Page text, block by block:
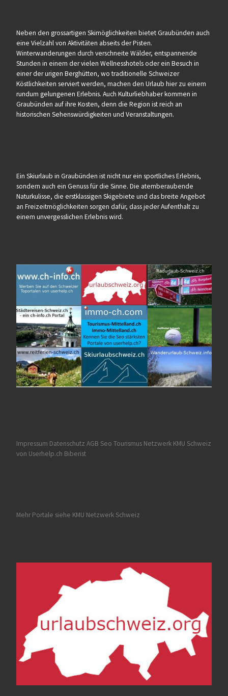
Neben den grossartigen Skimöglichkeiten bietet Graubünden auch
eine Vielzahl von Aktivitäten abseits der Pisten.
Winterwanderungen durch verschneite Wälder, entspannende
Stunden in einem der vielen Wellnesshotels oder ein Besuch in
einer der urigen Berghütten, wo traditionelle Schweizer
Köstlichkeiten serviert werden, machen den Urlaub hier zu einem
rundum gelungenen Erlebnis. Auch Kulturliebhaber kommen in
Graubünden auf ihre Kosten, denn die Region ist reich an
historischen Sehenswürdigkeiten und Veranstaltungen.
Ein Skiurlaub in Graubünden ist nicht nur ein sportliches Erlebnis,
sondern auch ein Genuss für die Sinne. Die atemberaubende
Naturkulisse, die erstklassigen Skigebiete und das breite Angebot
an Freizeitmöglichkeiten sorgen dafür, dass jeder Aufenthalt zu
einem unvergesslichen Erlebnis wird.
Impressum Datenschutz AGB Seo Tourismus Netzwerk KMU Schweiz
von Userhelp.ch Biberist
Mehr Portale siehe KMU Netzwerk Schweiz